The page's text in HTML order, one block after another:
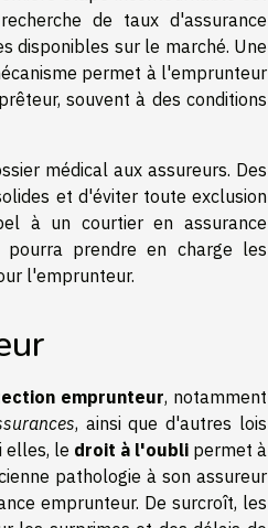
de taux d'assurance
disponibles sur le marché. Une
permet à l'emprunteur
souvent à des conditions
médical aux assureurs. Des
et d'éviter toute exclusion
à un courtier en assurance
pourra prendre en charge les
l'emprunteur.
emprunteur, notamment
, ainsi que d'autres lois
elles, le droit à l'oubli permet à
pathologie à son assureur
emprunteur. De surcroît, les